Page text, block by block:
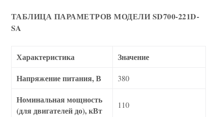
ТАБЛИЦА ПАРАМЕТРОВ МОДЕЛИ SD700-221D-
SA
Характеристика
Значение
Напряжение питания, В
380
Номинальная мощность
(для двигателей до), кВт
110